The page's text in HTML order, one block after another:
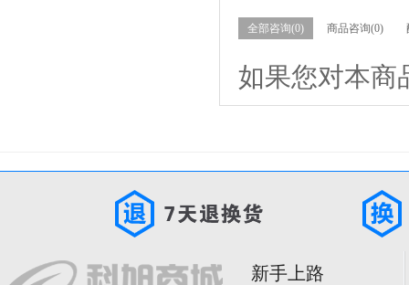
全部咨询(0) 商品咨询(0)
如果您对本商
新手上路